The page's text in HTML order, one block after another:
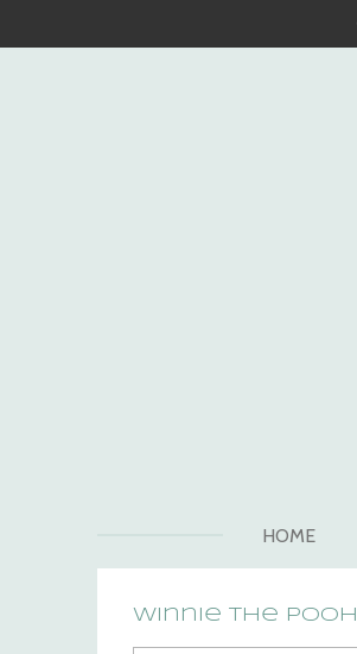
direct
HOME
Winnie the Pooh